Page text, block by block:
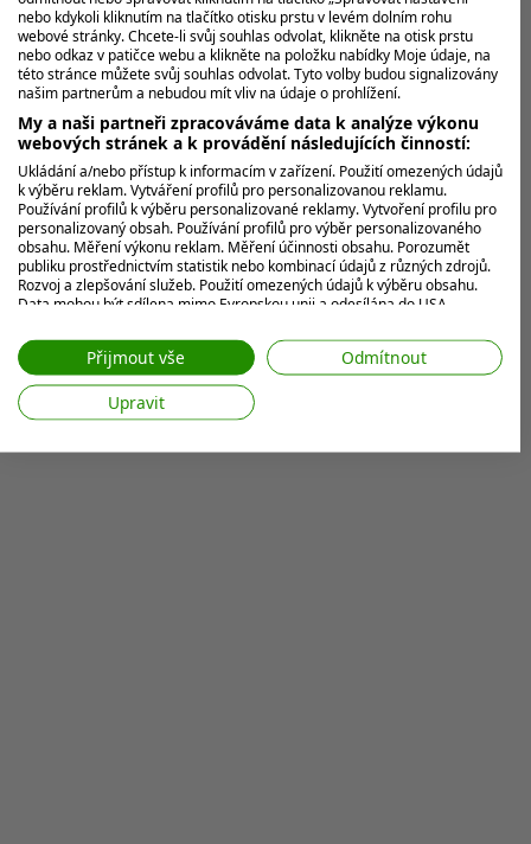
MOHLO BY VÁS ZAJÍMAT
nebo kdykoli kliknutím na tlačítko otisku prstu v levém dolním rohu
webové stránky. Chcete-li svůj souhlas odvolat, klikněte na otisk prstu
nebo odkaz v patičce webu a klikněte na položku nabídky Moje údaje, na
této stránce můžete svůj souhlas odvolat. Tyto volby budou signalizovány
našim partnerům a nebudou mít vliv na údaje o prohlížení.
My a naši partneři zpracováváme data k analýze výkonu
webových stránek a k provádění následujících činností:
Ukládání a/nebo přístup k informacím v zařízení. Použití omezených údajů
k výběru reklam. Vytváření profilů pro personalizovanou reklamu.
Používání profilů k výběru personalizované reklamy. Vytvoření profilu pro
personalizovaný obsah. Používání profilů pro výběr personalizovaného
obsahu. Měření výkonu reklam. Měření účinnosti obsahu. Porozumět
publiku prostřednictvím statistik nebo kombinací údajů z různých zdrojů.
Rozvoj a zlepšování služeb. Použití omezených údajů k výběru obsahu.
Data mohou být sdílena mimo Evropskou unii a odesílána do USA.
web/aplikaci.
Zobrazit seznam partnerů (7 Prodejci IAB)
Vaše údaje používáme pro následující účely:
Přijmout vše
Odmítnout
Upravit